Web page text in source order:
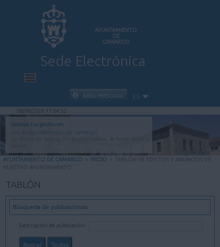
AYUNTAMIENTO
DE
CAMARGO
Sede Electrónica
INICIO
INFORMACIÓN PÚBLICA
CARPETA CIUDADANA
VALIDACIÓN DE DOCUMENTOS
AYUDA
ÁREA PERSONAL ES
08/08/2026 17:04:53
Realiza tus gestiones
con el Ayuntamiento de Camargo
AYUNTAMIENTO DE CAMARGO > INICIO > TABLÓN DE EDICTOS Y ANUNCIOS DE
NUESTRO AYUNTAMIENTO
TABLÓN
Búsqueda de publicaciones
Descripción de publicación